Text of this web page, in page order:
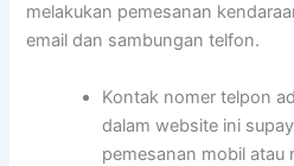
melakukan pemesanan
email dan sambungan telfon.
Kontak nomer telpon
dalam website ini
pemesanan mobil atau